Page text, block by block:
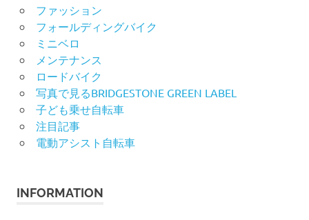
ファッション
フォールディングバイク
ミニベロ
メンテナンス
ロードバイク
写真で見るBRIDGESTONE GREEN LABEL
子ども乗せ自転車
注目記事
電動アシスト自転車
INFORMATION